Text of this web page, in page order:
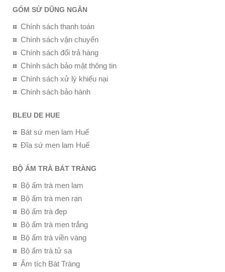
GỐM SỨ DŨNG NGÂN
Chính sách thanh toán
Chính sách vận chuyển
Chính sách đổi trả hàng
Chính sách bảo mật thông tin
Chính sách xử lý khiếu nại
Chính sách bảo hành
BLEU DE HUE
Bát sứ men lam Huế
Đĩa sứ men lam Huế
BỘ ẤM TRÀ BÁT TRÀNG
Bộ ấm trà men lam
Bộ ấm trà men rạn
Bộ ấm trà đẹp
Bộ ấm trà men trắng
Bộ ấm trà viền vàng
Bộ ấm trà tử sa
Ấm tích Bát Tràng